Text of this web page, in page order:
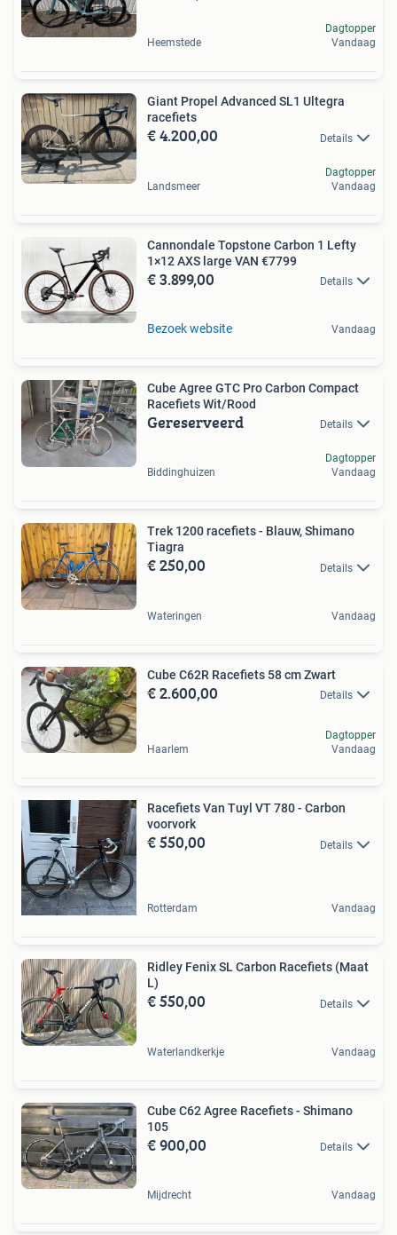
Heemstede
Dagtopper
Vandaag
Giant Propel Advanced SL1 Ultegra
racefiets
€ 4.200,00 Details
Landsmeer
Dagtopper
Vandaag
Cannondale Topstone Carbon 1 Lefty
1×12 AXS large VAN €7799
€ 3.899,00 Details
Bezoek website Vandaag
Cube Agree GTC Pro Carbon Compact
Racefiets Wit/Rood
Gereserveerd Details
Biddinghuizen
Dagtopper
Vandaag
Trek 1200 racefiets - Blauw, Shimano
Tiagra
€ 250,00 Details
Wateringen Vandaag
Cube C62R Racefiets 58 cm Zwart
€ 2.600,00 Details
Haarlem
Dagtopper
Vandaag
Racefiets Van Tuyl VT 780 - Carbon
voorvork
€ 550,00 Details
Rotterdam Vandaag
Ridley Fenix SL Carbon Racefiets (Maat
L)
€ 550,00 Details
Waterlandkerkje Vandaag
Cube C62 Agree Racefiets - Shimano
105
€ 900,00 Details
Mijdrecht Vandaag